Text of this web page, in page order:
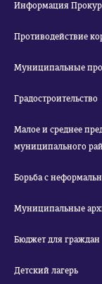
Информация
Противодействие
Муниципальные
Градостроительство
Малое и среднее
муниципального
Борьба с
Муниципальные
Бюджет для граждан
Детский лагерь